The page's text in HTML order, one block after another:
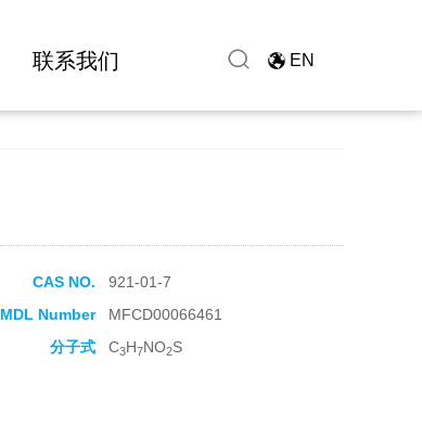
联系我们 EN
CAS NO.
921-01-7
MDL Number
MFCD00066461
分子式 C3H7NO2S